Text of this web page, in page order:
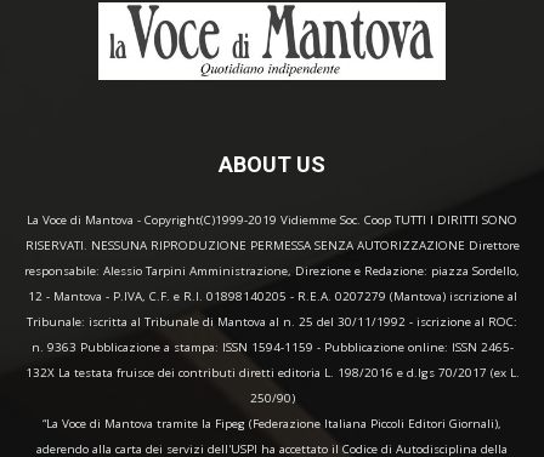
ABOUT US
La Voce di Mantova - Copyright(C)1999-2019 Vidiemme Soc. Coop TUTTI I DIRITTI SONO
RISERVATI. NESSUNA RIPRODUZIONE PERMESSA SENZA AUTORIZZAZIONE Direttore
responsabile: Alessio Tarpini Amministrazione, Direzione e Redazione: piazza Sordello,
12 - Mantova - P.IVA, C.F. e R.I. 01898140205 - R.E.A. 0207279 (Mantova) iscrizione al
Tribunale: iscritta al Tribunale di Mantova al n. 25 del 30/11/1992 - iscrizione al ROC:
n. 9363 Pubblicazione a stampa: ISSN 1594-1159 - Pubblicazione online: ISSN 2465-
132X La testata fruisce dei contributi diretti editoria L. 198/2016 e d.lgs 70/2017 (ex L.
250/90)
“La Voce di Mantova tramite la Fipeg (Federazione Italiana Piccoli Editori Giornali),
aderendo alla carta dei servizi dell'USPI ha accettato il Codice di Autodisciplina della